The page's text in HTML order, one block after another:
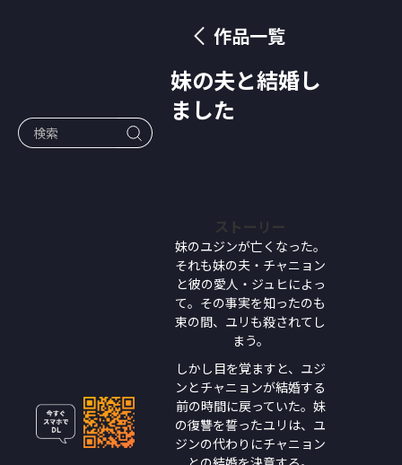
作品一覧
妹の夫と結婚し
ました
ストーリー
妹のユジンが亡くなった。
それも妹の夫・チャニョン
と彼の愛人・ジュヒによっ
て。その事実を知ったのも
束の間、ユリも殺されてし
まう。
しかし目を覚ますと、ユジ
ンとチャニョンが結婚する
前の時間に戻っていた。妹
の復讐を誓ったユリは、ユ
ジンの代わりにチャニョン